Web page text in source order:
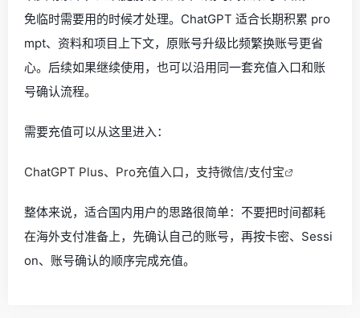
免临时需要用的时候才处理。ChatGPT 适合长期积累 pro
mpt、资料和项目上下文，原账号升级比频繁换账号更省
心。后续如果继续使用，也可以沿用同一套充值入口和账
号确认流程。
需要充值可以从这里进入：
ChatGPT Plus、Pro充值入口，支持微信/支付宝
整体来说，适合国内用户的思路很简单：不要把时间都耗
在海外支付准备上，先确认自己的账号，再按卡密、Sessi
on、账号确认的顺序完成充值。